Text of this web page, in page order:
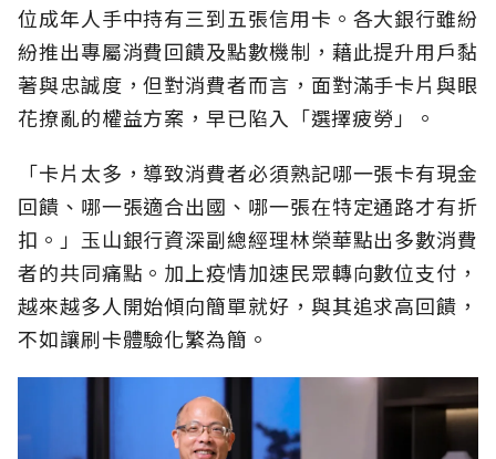
位成年人手中持有三到五張信用卡。各大銀行雖紛
紛推出專屬消費回饋及點數機制，藉此提升用戶黏
著與忠誠度，但對消費者而言，面對滿手卡片與眼
花撩亂的權益方案，早已陷入「選擇疲勞」。
「卡片太多，導致消費者必須熟記哪一張卡有現金
回饋、哪一張適合出國、哪一張在特定通路才有折
扣。」玉山銀行資深副總經理林榮華點出多數消費
者的共同痛點。加上疫情加速民眾轉向數位支付，
越來越多人開始傾向簡單就好，與其追求高回饋，
不如讓刷卡體驗化繁為簡。